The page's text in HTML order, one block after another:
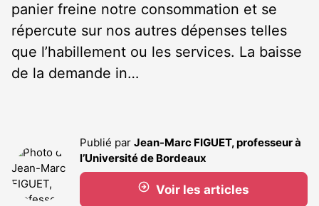
panier freine notre consommation et se
répercute sur nos autres dépenses telles
que l’habillement ou les services. La baisse
de la demande in…
Publié par Jean-Marc FIGUET, professeur à
l’Université de Bordeaux
Voir les articles